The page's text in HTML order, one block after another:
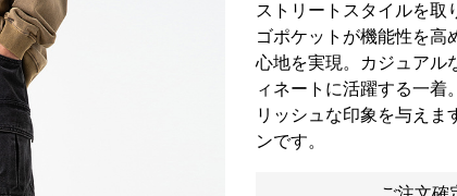
ストリートスタイルを取
ゴポケットが機能性を高
心地を実現。カジュアル
ィネートに活躍する一着
リッシュな印象を与えま
ンです。